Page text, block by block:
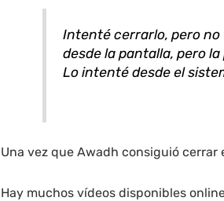
Intenté cerrarlo, pero
desde la pantalla, pero
Lo intenté desde el
Una vez que Awadh consiguió cerrar
Hay muchos vídeos disponibles